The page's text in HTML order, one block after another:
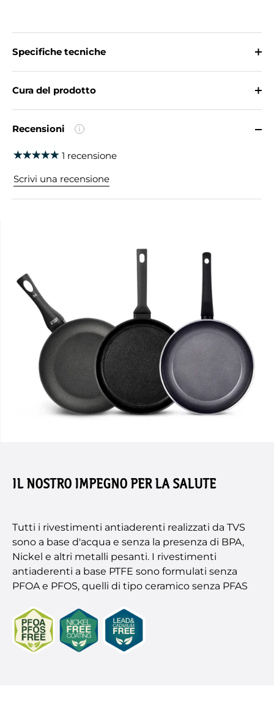
Specifiche tecniche
Cura del prodotto
Recensioni
1 recensione
Scrivi una recensione
IL NOSTRO IMPEGNO PER LA SALUTE
Tutti i rivestimenti antiaderenti realizzati da TVS
sono a base d'acqua e senza la presenza di BPA,
Nickel e altri metalli pesanti. I rivestimenti
antiaderenti a base PTFE sono formulati senza
PFOA e PFOS, quelli di tipo ceramico senza PFAS